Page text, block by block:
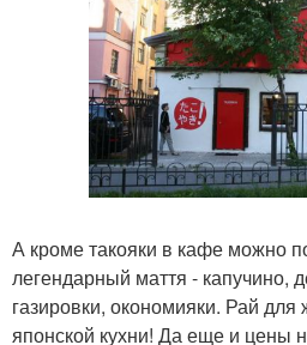
А кроме такояки в кафе можно
легендарный маття - капучино,
газировки, окономияки. Рай
японской кухни! Да еще и цены